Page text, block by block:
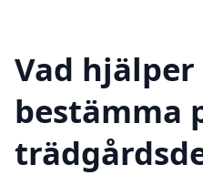
Vad
bestämma